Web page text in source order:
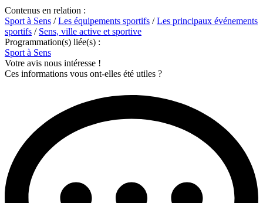
Contenus en relation :
Sport à Sens /Les équipements sportifs /Les principaux événements
sportifs / Sens, ville active et sportive
Programmation(s) liée(s) :
Sport à Sens
Votre avis nous intéresse !
Ces informations vous ont-elles été utiles ?